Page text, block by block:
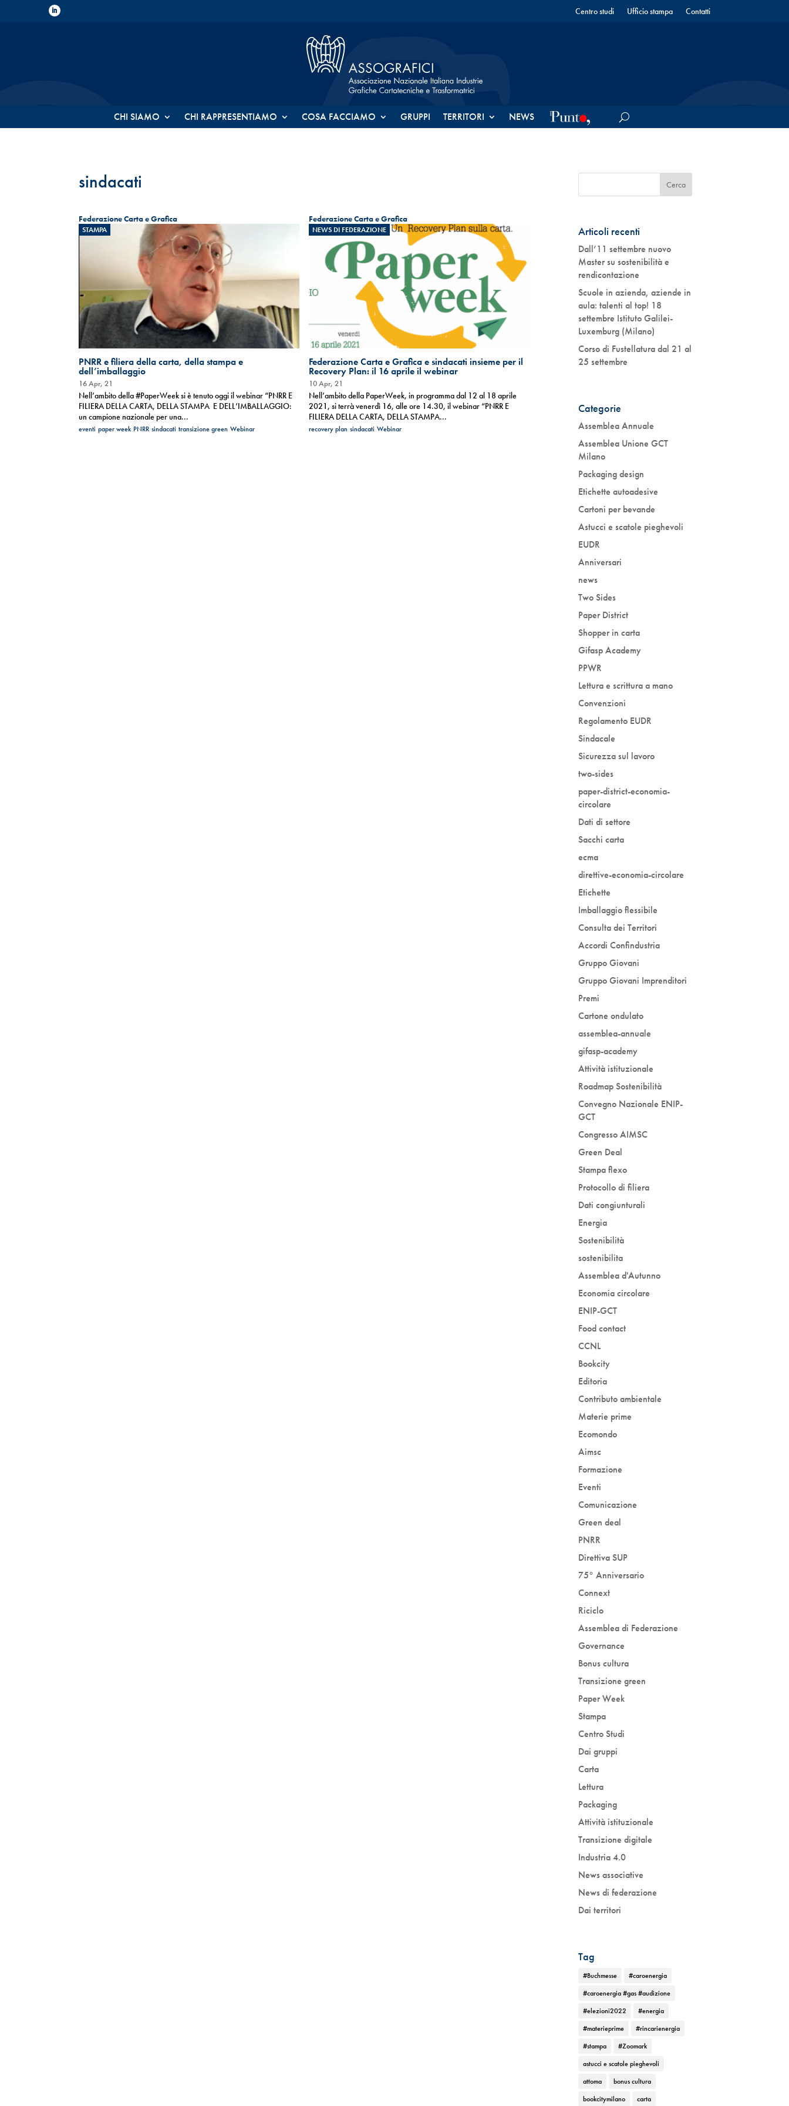
Centro studi Ufficio stampa Contatti
CHI SIAMO CHI RAPPRESENTIAMO COSA FACCIAMO GRUPPI TERRITORI NEWS
sindacati
Federazione Carta e Grafica
STAMPA
PNRR e filiera della carta, della stampa e
dell’imballaggio
16 Apr, 21
Nell’ambito della #PaperWeek si è tenuto oggi il webinar “PNRR E
FILIERA DELLA CARTA, DELLA STAMPA E DELL’IMBALLAGGIO:
un campione nazionale per una...
eventi paper week PNRR sindacati transizione green Webinar
Federazione Carta e Grafica
NEWS DI FEDERAZIONE
Federazione Carta e Grafica e sindacati insieme per il
Recovery Plan: il 16 aprile il webinar
10 Apr, 21
Nell’ambito della PaperWeek, in programma dal 12 al 18 aprile
2021, si terrà venerdì 16, alle ore 14.30, il webinar “PNRR E
FILIERA DELLA CARTA, DELLA STAMPA...
recovery plan sindacati Webinar
Articoli recenti
Dall’11 settembre nuovo
Master su sostenibilità e
rendicontazione
Scuole in azienda, aziende in
aula: talenti al top! 18
settembre Istituto Galilei-
Luxemburg (Milano)
Corso di Fustellatura dal 21 al
25 settembre
Categorie
Assemblea Annuale
Assemblea Unione GCT
Milano
Packaging design
Etichette autoadesive
Cartoni per bevande
Astucci e scatole pieghevoli
EUDR
Anniversari
news
Two Sides
Paper District
Shopper in carta
Gifasp Academy
PPWR
Lettura e scrittura a mano
Convenzioni
Regolamento EUDR
Sindacale
Sicurezza sul lavoro
two-sides
paper-district-economia-
circolare
Dati di settore
Sacchi carta
ecma
direttive-economia-circolare
Etichette
Imballaggio flessibile
Consulta dei Territori
Accordi Confindustria
Gruppo Giovani
Gruppo Giovani Imprenditori
Premi
Cartone ondulato
assemblea-annuale
gifasp-academy
Attività istituzionale
Roadmap Sostenibilità
Convegno Nazionale ENIP-
GCT
Congresso AIMSC
Green Deal
Stampa flexo
Protocollo di filiera
Dati congiunturali
Energia
Sostenibilità
sostenibilita
Assemblea d'Autunno
Economia circolare
ENIP-GCT
Food contact
CCNL
Bookcity
Editoria
Contributo ambientale
Materie prime
Ecomondo
Aimsc
Formazione
Eventi
Comunicazione
Green deal
PNRR
Direttiva SUP
75° Anniversario
Connext
Riciclo
Assemblea di Federazione
Governance
Bonus cultura
Transizione green
Paper Week
Stampa
Centro Studi
Dai gruppi
Carta
Lettura
Packaging
Attività istituzionale
Transizione digitale
Industria 4.0
News associative
News di federazione
Dai territori
Tag
#Buchmesse
#caroenergia
#caroenergia #gas #audizione
#elezioni2022
#energia
#materieprime
#rincarienergia
#stampa
#Zoomark
astucci e scatole pieghevoli
attoma
bonus cultura
bookcitymilano
carta